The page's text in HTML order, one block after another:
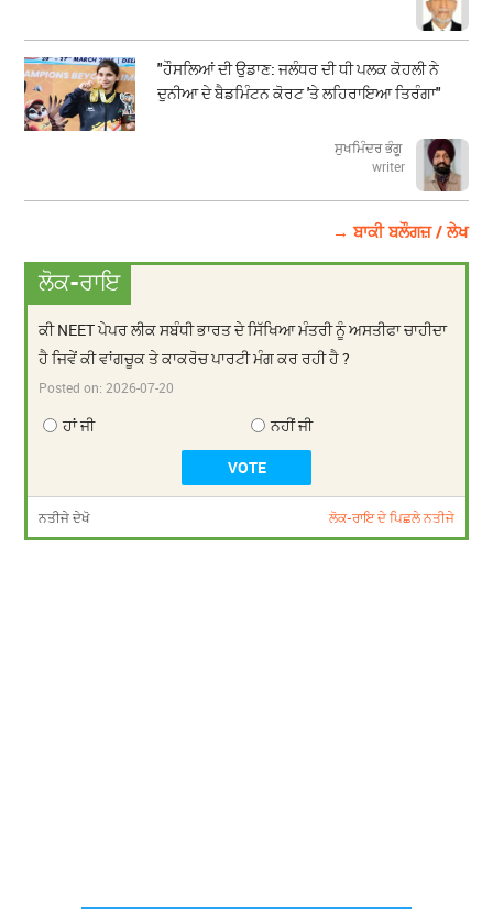
"ਹੌਸਲਿਆਂ ਦੀ ਉਡਾਣ: ਜਲੰਧਰ ਦੀ ਧੀ ਪਲਕ ਕੋਹਲੀ ਨੇ
ਦੁਨੀਆ ਦੇ ਬੈਡਮਿੰਟਨ ਕੋਰਟ 'ਤੇ ਲਹਿਰਾਇਆ ਤਿਰੰਗਾ"
ਸੁਖਮਿੰਦਰ ਭੰਗੂ
writer
→ ਬਾਕੀ ਬਲੌਗਜ਼ / ਲੇਖ
ਲੋਕ-ਰਾਇ
ਕੀ NEET ਪੇਪਰ ਲੀਕ ਸਬੰਧੀ ਭਾਰਤ ਦੇ ਸਿੱਖਿਆ ਮੰਤਰੀ ਨੂੰ ਅਸਤੀਫਾ ਚਾਹੀਦਾ
ਹੈ ਜਿਵੇਂ ਕੀ ਵਾਂਗਚੂਕ ਤੇ ਕਾਕਰੋਚ ਪਾਰਟੀ ਮੰਗ ਕਰ ਰਹੀ ਹੈ ?
Posted on:2026-07-20
ਹਾਂ ਜੀ ਨਹੀਂ ਜੀ
ਨਤੀਜੇ ਦੇਖੋ ਲੋਕ-ਰਾਇ ਦੇ ਪਿਛਲੇ ਨਤੀਜੇ